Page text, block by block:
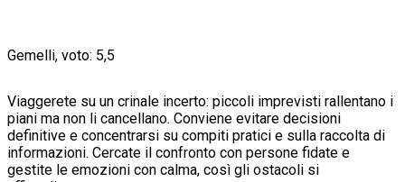
Gemelli, voto: 5,5
Viaggerete su un crinale incerto: piccoli imprevisti rallentano i
piani ma non li cancellano. Conviene evitare decisioni
definitive e concentrarsi su compiti pratici e sulla raccolta di
informazioni. Cercate il confronto con persone fidate e
gestite le emozioni con calma, così gli ostacoli si